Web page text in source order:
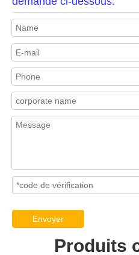
Envoyer
Produits